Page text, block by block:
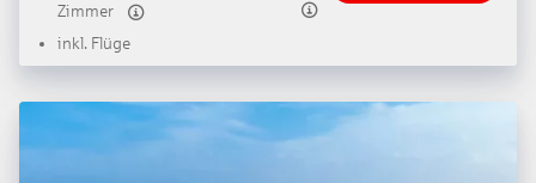
Zimmer
inkl. Flüge